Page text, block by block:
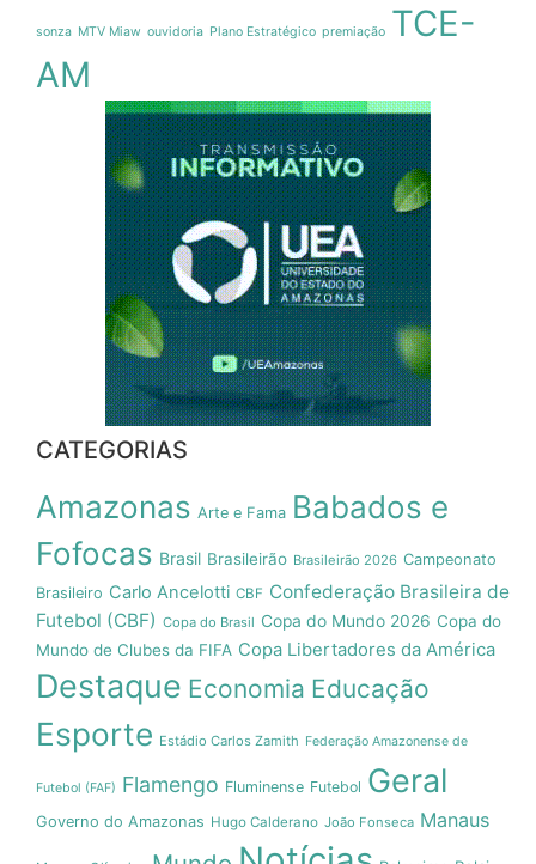
sonza MTV Miaw ouvidoria Plano Estratégico premiação TCE-
AM
CATEGORIAS
Amazonas Arte e Fama Babados e
Fofocas Brasil Brasileirão Brasileirão 2026 Campeonato
Brasileiro Carlo Ancelotti CBF Confederação Brasileira de
Futebol (CBF) Copa do Brasil Copa do Mundo 2026 Copa do
Mundo de Clubes da FIFA Copa Libertadores da América
Destaque Economia Educação
Esporte Estádio Carlos Zamith Federação Amazonense de
Futebol (FAF) Flamengo Fluminense Futebol Geral
Governo do Amazonas Hugo Calderano João Fonseca Manaus